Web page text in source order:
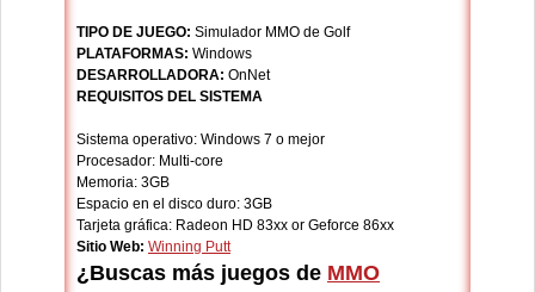
TIPO DE JUEGO: Simulador MMO de Golf
PLATAFORMAS: Windows
DESARROLLADORA: OnNet
REQUISITOS DEL SISTEMA
Sistema operativo: Windows 7 o mejor
Procesador: Multi-core
Memoria: 3GB
Espacio en el disco duro: 3GB
Tarjeta gráfica: Radeon HD 83xx or Geforce 86xx
Sitio Web: Winning Putt
¿Buscas más juegos de MMO